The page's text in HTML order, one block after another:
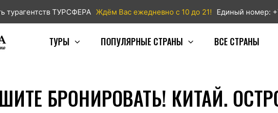
турагентств ТУРСФЕРА Ждём Вас ежедневно с 10 до 21! Единый номер:
ТУРЫ ПОПУЛЯРНЫЕ СТРАНЫ ВСЕ СТРАНЫ
БРОНИРОВАТЬ! КИТАЙ.